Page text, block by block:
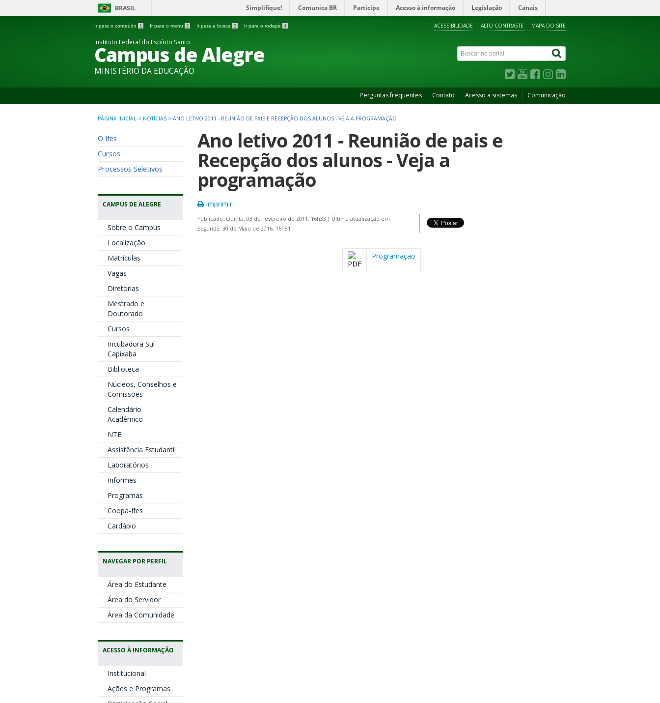
BRASIL Simplifique! Comunica BR Participe Acesso à informação Legislação Canais
Ir para o conteúdo 1 Ir para o menu 2 Ir para a busca 3 Ir para o rodapé 4 ACESSIBILIDADE ALTO CONTRASTE MAPA DO SITE
Instituto Federal do Espírito Santo
Campus de Alegre
MINISTÉRIO DA EDUCAÇÃO
Perguntas frequentes Contato Acesso a sistemas Comunicação
PÁGINA INICIAL > NOTÍCIAS > ANO LETIVO 2011 - REUNIÃO DE PAIS E RECEPÇÃO DOS ALUNOS - VEJA A PROGRAMAÇÃO
O Ifes
Cursos
Processos Seletivos
CAMPUS DE ALEGRE
Sobre o Campus
Localização
Matrículas
Vagas
Diretorias
Mestrado e
Doutorado
Cursos
Incubadora Sul
Capixaba
Biblioteca
Núcleos, Conselhos e
Comissões
Calendário
Acadêmico
NTE
Assistência Estudantil
Laboratórios
Informes
Programas
Coopa-Ifes
Cardápio
NAVEGAR POR PERFIL
Área do Estudante
Área do Servidor
Área da Comunidade
ACESSO À INFORMAÇÃO
Institucional
Ações e Programas
Ano letivo 2011 - Reunião de pais e
Recepção dos alunos - Veja a
programação
Imprimir
Publicado: Quinta, 03 de Fevereiro de 2011, 16h33 | Última atualização em
Segunda, 30 de Maio de 2016, 16h51
Programação